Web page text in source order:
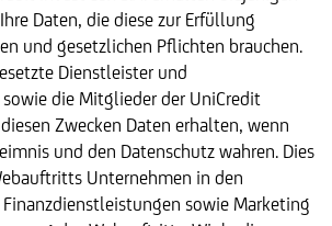
Daten, die diese zur Erfüllung
und gesetzlichen Pflichten brauchen.
Dienstleister und
die Mitglieder der UniCredit
Zwecken Daten erhalten, wenn
und den Datenschutz wahren. Dies
Unternehmen in den
sowie Marketing